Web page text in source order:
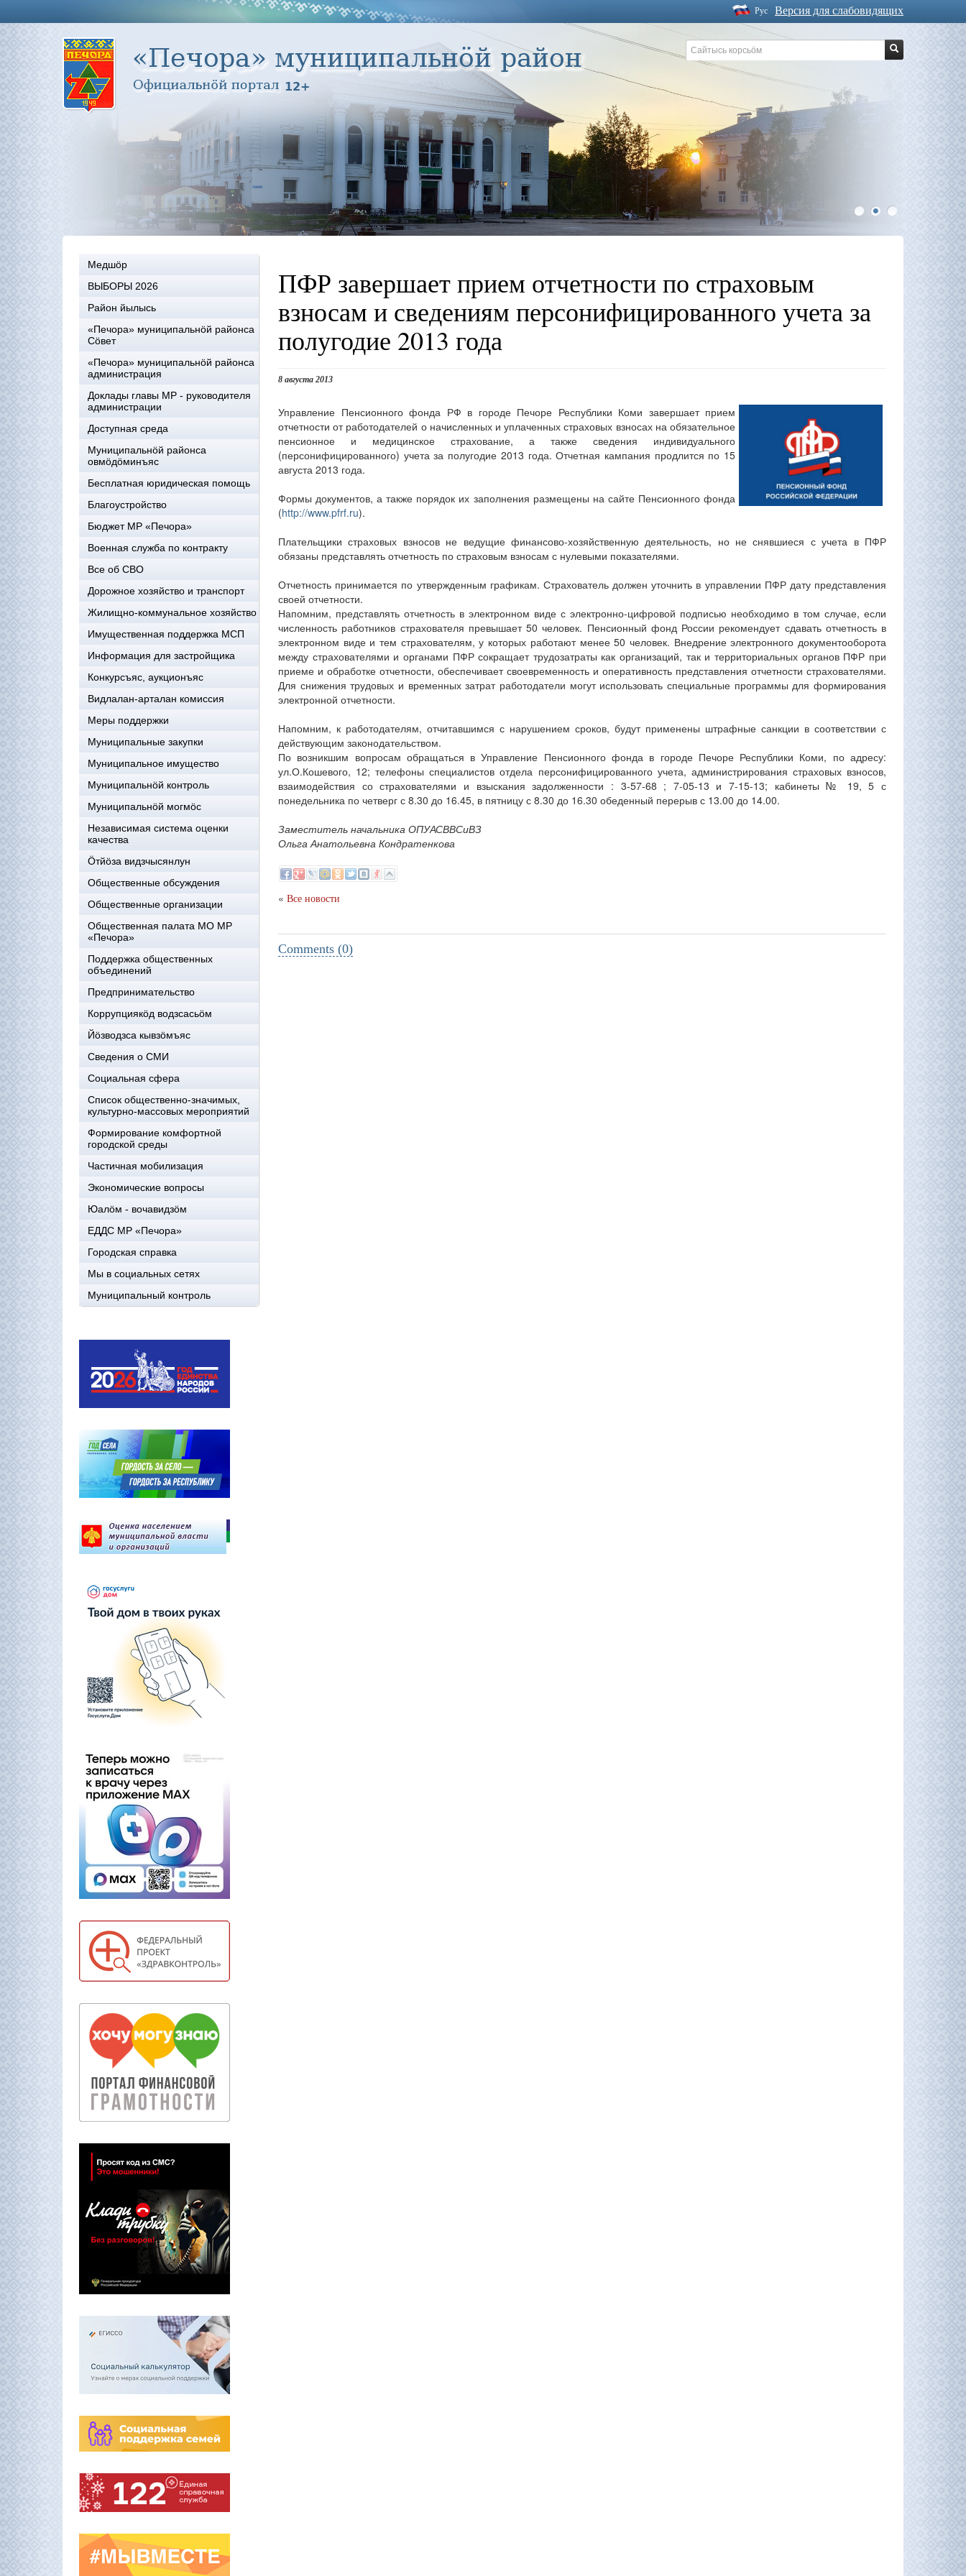
Версия для слабовидящих
Рус
1 2 3
Медшöр
ВЫБОРЫ 2026
Район йылысь
«Печора» муниципальнöй районса
Сöвет
«Печора» муниципальнöй районса
администрация
Доклады главы МР - руководителя
администрации
Доступная среда
Муниципальнöй районса
овмöдöминъяс
Бесплатная юридическая помощь
Благоустройство
Бюджет МР «Печора»
Военная служба по контракту
Все об СВО
Дорожное хозяйство и транспорт
Жилищно-коммунальное хозяйство
Имущественная поддержка МСП
Информация для застройщика
Конкурсъяс, аукционъяс
Видлалан-арталан комиссия
Меры поддержки
Муниципальные закупки
Муниципальное имущество
Муниципальнӧй контроль
Муниципальнöй могмöс
Независимая система оценки
качества
Öтйöза видзчысянлун
Общественные обсуждения
Общественные организации
Общественная палата МО МР
«Печора»
Поддержка общественных
объединений
Предпринимательство
Коррупциякöд водзсасьöм
Йöзводзса кывзöмъяс
Сведения о СМИ
Социальная сфера
Список общественно-значимых,
культурно-массовых мероприятий
Формирование комфортной
городской среды
Частичная мобилизация
Экономические вопросы
Юалӧм - вочавидзӧм
ЕДДС МР «Печора»
Городская справка
Мы в социальных сетях
Муниципальный контроль
ПФР завершает прием отчетности по страховым
взносам и сведениям персонифицированного учета за
полугодие 2013 года
8 августа 2013
Управление Пенсионного фонда РФ в городе Печоре Республики Коми завершает прием
отчетности от работодателей о начисленных и уплаченных страховых взносах на обязательное
пенсионное и медицинское страхование, а также сведения индивидуального
(персонифицированного) учета за полугодие 2013 года. Отчетная кампания продлится по 15
августа 2013 года.
Формы документов, а также порядок их заполнения размещены на сайте Пенсионного фонда
(http://www.pfrf.ru).
Плательщики страховых взносов не ведущие финансово-хозяйственную деятельность, но не снявшиеся с учета в ПФР
обязаны представлять отчетность по страховым взносам с нулевыми показателями.
Отчетность принимается по утвержденным графикам. Страхователь должен уточнить в управлении ПФР дату представления
своей отчетности.
Напомним, представлять отчетность в электронном виде с электронно-цифровой подписью необходимо в том случае, если
численность работников страхователя превышает 50 человек. Пенсионный фонд России рекомендует сдавать отчетность в
электронном виде и тем страхователям, у которых работают менее 50 человек. Внедрение электронного документооборота
между страхователями и органами ПФР сокращает трудозатраты как организаций, так и территориальных органов ПФР при
приеме и обработке отчетности, обеспечивает своевременность и оперативность представления отчетности страхователями.
Для снижения трудовых и временных затрат работодатели могут использовать специальные программы для формирования
электронной отчетности.
Напомним, к работодателям, отчитавшимся с нарушением сроков, будут применены штрафные санкции в соответствии с
действующим законодательством.
По возникшим вопросам обращаться в Управление Пенсионного фонда в городе Печоре Республики Коми, по адресу:
ул.О.Кошевого, 12; телефоны специалистов отдела персонифицированного учета, администрирования страховых взносов,
взаимодействия со страхователями и взыскания задолженности : 3-57-68 ; 7-05-13 и 7-15-13; кабинеты № 19, 5 с
понедельника по четверг с 8.30 до 16.45, в пятницу с 8.30 до 16.30 обеденный перерыв с 13.00 до 14.00.
Заместитель начальника ОПУАСВВСиВЗ
Ольга Анатольевна Кондратенкова
« Все новости
Comments (0)